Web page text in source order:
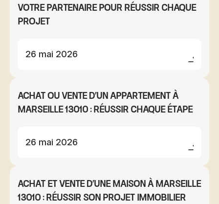
votre partenaire pour réussir chaque
projet
26 mai 2026
Achat ou vente d'un appartement à
Marseille 13010 : réussir chaque étape
26 mai 2026
Achat et vente d'une maison à Marseille
13010 : réussir son projet immobilier